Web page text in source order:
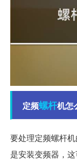
定频螺杆机怎
要处理定频螺杆
是安装变频器，